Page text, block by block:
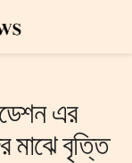
এর
মাঝে বৃত্তি